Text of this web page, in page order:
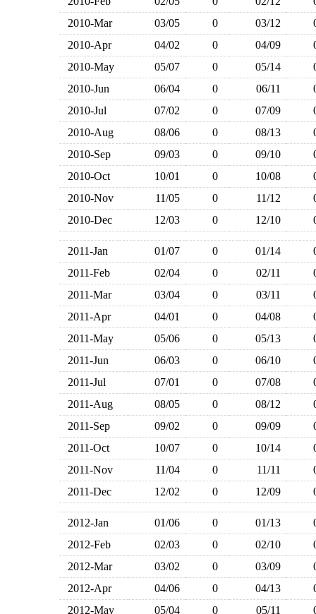
2010-Mar
03/05 0 03/12
2010-Apr
04/02 0 04/09
2010-May
05/07 0 05/14
2010-Jun
06/04 0 06/11
2010-Jul
07/02 0 07/09
2010-Aug
08/06 0 08/13
2010-Sep
09/03 0 09/10
2010-Oct
10/01 0 10/08
2010-Nov
11/05 0 11/12
2010-Dec
12/03 0 12/10
2011-Jan 01/07 0 01/14
2011-Feb
02/04 0 02/11
2011-Mar
03/04 0 03/11
2011-Apr
04/01 0 04/08
2011-May
05/06 0 05/13
2011-Jun
06/03 0 06/10
2011-Jul
07/01 0 07/08
2011-Aug
08/05 0 08/12
2011-Sep
09/02 0 09/09
2011-Oct
10/07 0 10/14
2011-Nov
11/04 0 11/11
2011-Dec
12/02 0 12/09
2012-Jan 01/06 0 01/13
2012-Feb
02/03 0 02/10
2012-Mar
03/02 0 03/09
2012-Apr
04/06 0 04/13
2012-May
05/04 0 05/11